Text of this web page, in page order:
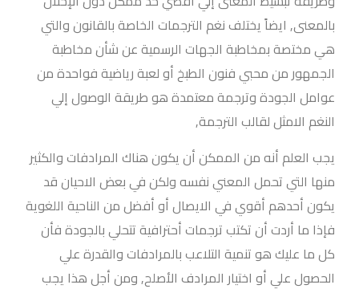
بالمعنى, ايضاً يختلف نغم الترجمات الخاصة بالقانون والتي
هي مختصة بمخاطبة الجهات الرسمية عن شأن مخاطبة
الجمهور من محبي فنون الطبخ أو لعبة رياضية فواحدة من
عوامل الجودة وترجمة معتمدة هو طريقة الوصول إلي
النغم الامثل لقالب الترجمة,
يجب العلم أنه من الممكن أن يكون هناك المرادفات والكثير
منها التي تحمل المعني نفسه ولكن في بعض الاحيان قد
يكون أحدهم أقوي في الايصال أو أفضل من الناحية اللغوية
فإذا ما أردت أن تكتب ترجمات أحترافية تتحلي بالجودة فأن
كل ما عليك هو تنمية التلاعب بالمرادفات والقدرة علي
الحصول علي أو اختيار المرادف الأصلح, ومن أجل هذا يجب